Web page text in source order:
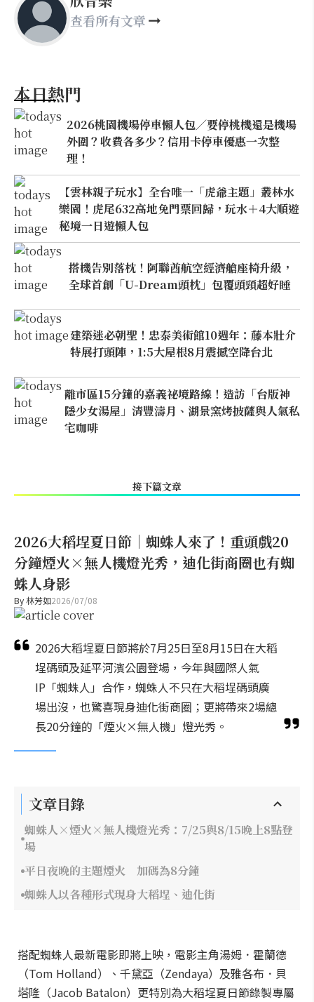
查看所有文章
本日熱門
2026桃園機場停車懶人包／要停桃機還是機場
外圍？收費各多少？信用卡停車優惠一次整
理！
【雲林親子玩水】全台唯一「虎爺主題」叢林水
樂園！虎尾632高地免門票回歸，玩水＋4大順遊
秘境一日遊懶人包
搭機告別落枕！阿聯酋航空經濟艙座椅升級，
全球首創「U-Dream頭枕」包覆頭頸超好睡
建築迷必朝聖！忠泰美術館10週年：藤本壯介
特展打頭陣，1:5大屋根8月震撼空降台北
離市區15分鐘的嘉義祕境路線！造訪「台版神
隱少女湯屋」清豐濤月、湖景窯烤披薩與人氣私
宅咖啡
接下篇文章
2026大稻埕夏日節｜蜘蛛人來了！重頭戲20
分鐘煙火×無人機燈光秀，迪化街商圈也有蜘
蛛人身影
By林芳如2026/07/08
2026大稻埕夏日節將於7月25日至8月15日在大稻
埕碼頭及延平河濱公園登場，今年與國際人氣
IP「蜘蛛人」合作，蜘蛛人不只在大稻埕碼頭廣
場出沒，也驚喜現身迪化街商圈；更將帶來2場總
長20分鐘的「煙火×無人機」燈光秀。
文章目錄
蜘蛛人×煙火×無人機燈光秀：7/25與8/15晚上8點登
場
平日夜晚的主題煙火 加碼為8分鐘
蜘蛛人以各種形式現身大稻埕、迪化街
搭配蜘蛛人最新電影即將上映，電影主角湯姆．霍蘭德
（Tom Holland）、千黛亞（Zendaya）及雅各布．貝
塔隆（Jacob Batalon）更特別為大稻埕夏日節錄製專屬